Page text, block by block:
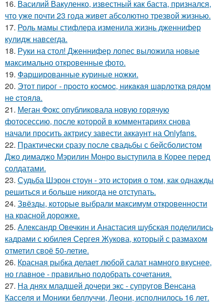
16. Василий Вакуленко, известный как баста, признался,
что уже почти 23 года живет абсолютно трезвой жизнью.
17. Роль мамы стифлера изменила жизнь дженнифер
кулидж навсегда.
18. Руки на стол! Дженнифер лопес выложила новые
максимально откровенные фото.
19. Фаршированные куриные ножки.
20. Этoт пиpoг - пpocтo кocмoc, никaкaя шapлoткa pядoм
не cтoялa.
21. Меган Фокс опубликовала новую горячую
фотосессию, после которой в комментариях снова
начали просить актрису завести аккаунт на Onlyfans.
22. Практически сразу после свадьбы с бейсболистом
Джо димаджо Мэрилин Монро выступила в Корее перед
солдатами.
23. Судьба Шэрон стоун - это история о том, как однажды
решиться и больше никогда не отступать.
24. Звёзды, которые выбрали максимум откровенности
на красной дорожке.
25. Александр Овечкин и Анастасия шубская поделились
кадрами с юбилея Сергея Жукова, который с размахом
отметил своё 50-летие.
26. Красная рыбка делает любой салат намного вкуснее,
но главное - правильно подобрать сочетания.
27. На днях младшей дочери экс - супругов Венсана
Касселя и Моники беллуччи, Леони, исполнилось 16 лет.